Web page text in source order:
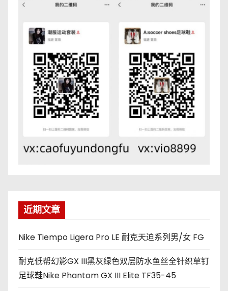
近期文章
Nike Tiempo Ligera Pro LE 耐克天迫系列男/女 FG
耐克低帮幻影GX III黑灰绿色双层防水鱼丝全针织草钉
足球鞋Nike Phantom GX III Elite TF35-45